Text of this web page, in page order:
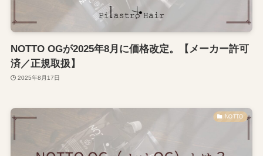
NOTTO OGが2025年8月に価格改定。【メーカー許可
済／正規取扱】
2025年8月17日
NOTTO